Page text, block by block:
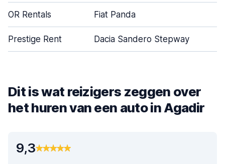
OR Rentals Fiat Panda
Prestige Rent Dacia Sandero Stepway
Dit is wat reizigers zeggen over
het huren van een auto in Agadir
9,3